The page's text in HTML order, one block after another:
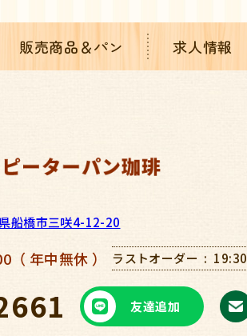
販売商品＆パン 求人情報
船橋市三咲4-12-20
年中無休 ） ラストオーダー 19:30
友達追加